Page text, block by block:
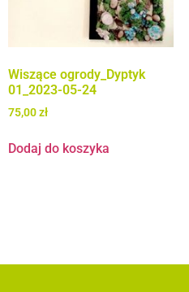
Wiszące ogrody_Dyptyk
01_2023-05-24
75,00zł
Dodaj do koszyka